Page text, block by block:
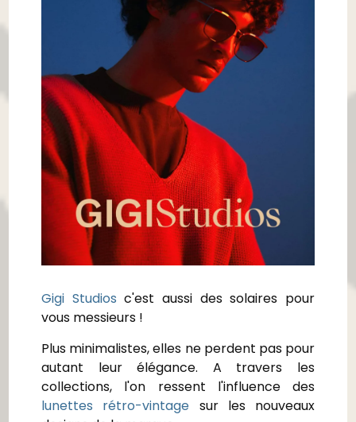
Gigi Studios c'est aussi des solaires pour
vous messieurs !
Plus minimalistes, elles ne perdent pas pour
autant leur élégance. A travers les
collections, l'on ressent l'influence des
lunettes rétro-vintage sur les nouveaux